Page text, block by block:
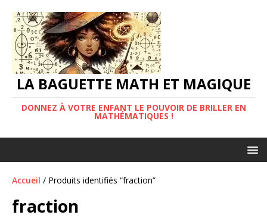
LA BAGUETTE MATH ET MAGIQUE
DONNEZ À VOTRE ENFANT LE POUVOIR DE BRILLER EN
MATHÉMATIQUES !
Accueil / Produits identifiés “fraction”
fraction